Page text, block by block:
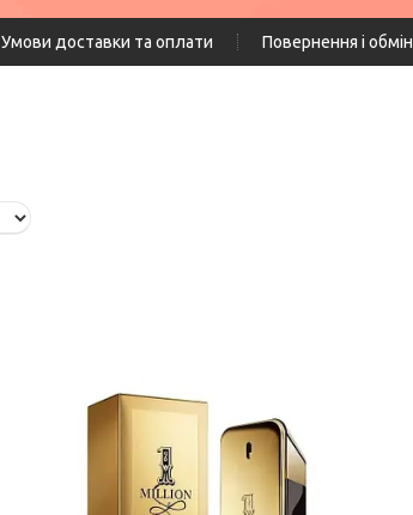
Умови доставки та оплати Повернення і обмін